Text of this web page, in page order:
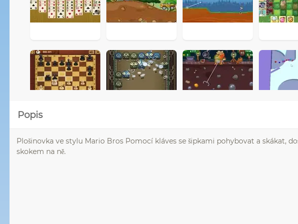
Popis
Plošinovka ve stylu Mario Bros Pomocí kláves se šipkami pohybovat a skákat,
skokem na ně.